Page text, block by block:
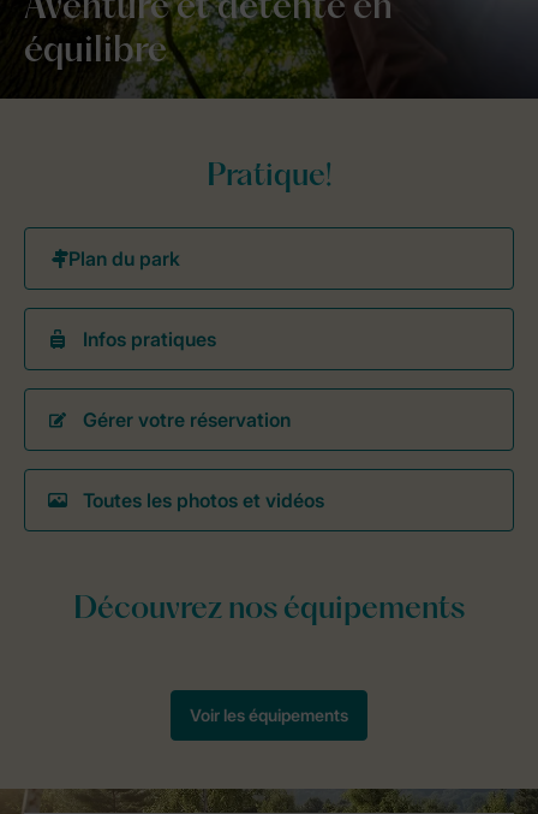
Aventure et détente en
équilibre
Pratique!
Infos pratiques
Gérer votre réservation
Toutes les photos et vidéos